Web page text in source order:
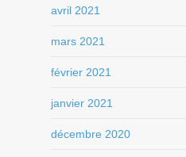
avril 2021
mars 2021
février 2021
janvier 2021
décembre 2020